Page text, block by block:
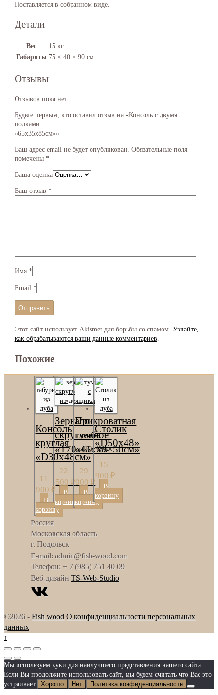
Поставляется в собранном виде.
Детали
Вес
15 кг
Габариты 75 × 40 × 90 см
Отзывы
Отзывов пока нет.
Будьте первым, кто оставил отзыв на «Консоль с двумя
полками
«65х35х85см»»
Ваш адрес email не будет опубликован. Обязательные поля
помечены *
Ваша оценка
Ваш отзыв *
Имя *
Email *
Этот сайт использует Akismet для борьбы со спамом. Узнайте,
как обрабатываются ваши данные комментариев.
Похожие
Консоль
круглая
«D30x48см»
11
900 ₽
В
корзину
Зеркало
скругленное
«170х60см»
22
500₽
В
корзину
Прикроватная
тумба
«45х28×50см»
29
000₽
В
корзину
Столик
«D50х48»
15
900₽
В
корзину
Россия
Московская область
г. Подольск
E-mail: admin@fish-wood.com
Телефон: + 7 (985) 751 40 09
Веб-дизайн TS-Web-Studio
©2026 -Fish wood О конфиденциальности персональных
данных
↑
Мы используем куки для наилучшего представления нашего сайта.
Если Вы продолжите использовать сайт, мы будем считать что Вас это
устраивает.
Хорошо Нет Политика конфиденциальности